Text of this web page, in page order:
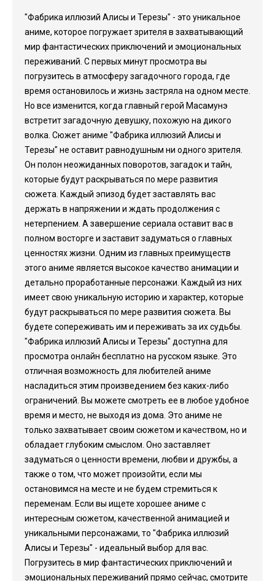
"Фабрика иллюзий Алисы и Терезы" - это уникальное
аниме, которое погружает зрителя в захватывающий
мир фантастических приключений и эмоциональных
переживаний. С первых минут просмотра вы
погрузитесь в атмосферу загадочного города, где
время остановилось и жизнь застряла на одном месте.
Но все изменится, когда главный герой Масамунэ
встретит загадочную девушку, похожую на дикого
волка. Сюжет аниме "Фабрика иллюзий Алисы и
Терезы" не оставит равнодушным ни одного зрителя.
Он полон неожиданных поворотов, загадок и тайн,
которые будут раскрываться по мере развития
сюжета. Каждый эпизод будет заставлять вас
держать в напряжении и ждать продолжения с
нетерпением. А завершение сериала оставит вас в
полном восторге и заставит задуматься о главных
ценностях жизни. Одним из главных преимуществ
этого аниме является высокое качество анимации и
детально проработанные персонажи. Каждый из них
имеет свою уникальную историю и характер, которые
будут раскрываться по мере развития сюжета. Вы
будете сопереживать им и переживать за их судьбы.
"Фабрика иллюзий Алисы и Терезы" доступна для
просмотра онлайн бесплатно на русском языке. Это
отличная возможность для любителей аниме
насладиться этим произведением без каких-либо
ограничений. Вы можете смотреть ее в любое удобное
время и место, не выходя из дома. Это аниме не
только захватывает своим сюжетом и качеством, но и
обладает глубоким смыслом. Оно заставляет
задуматься о ценности времени, любви и дружбы, а
также о том, что может произойти, если мы
остановимся на месте и не будем стремиться к
переменам. Если вы ищете хорошее аниме с
интересным сюжетом, качественной анимацией и
уникальными персонажами, то "Фабрика иллюзий
Алисы и Терезы" - идеальный выбор для вас.
Погрузитесь в мир фантастических приключений и
эмоциональных переживаний прямо сейчас, смотрите